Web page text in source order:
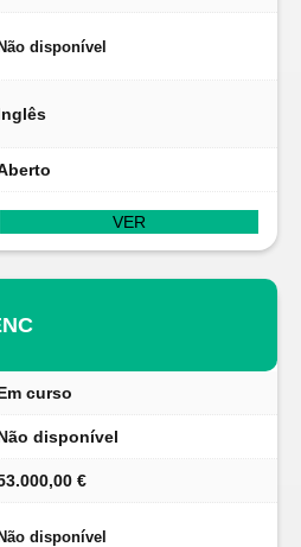
disponível
VER
curso
disponível
€
disponível